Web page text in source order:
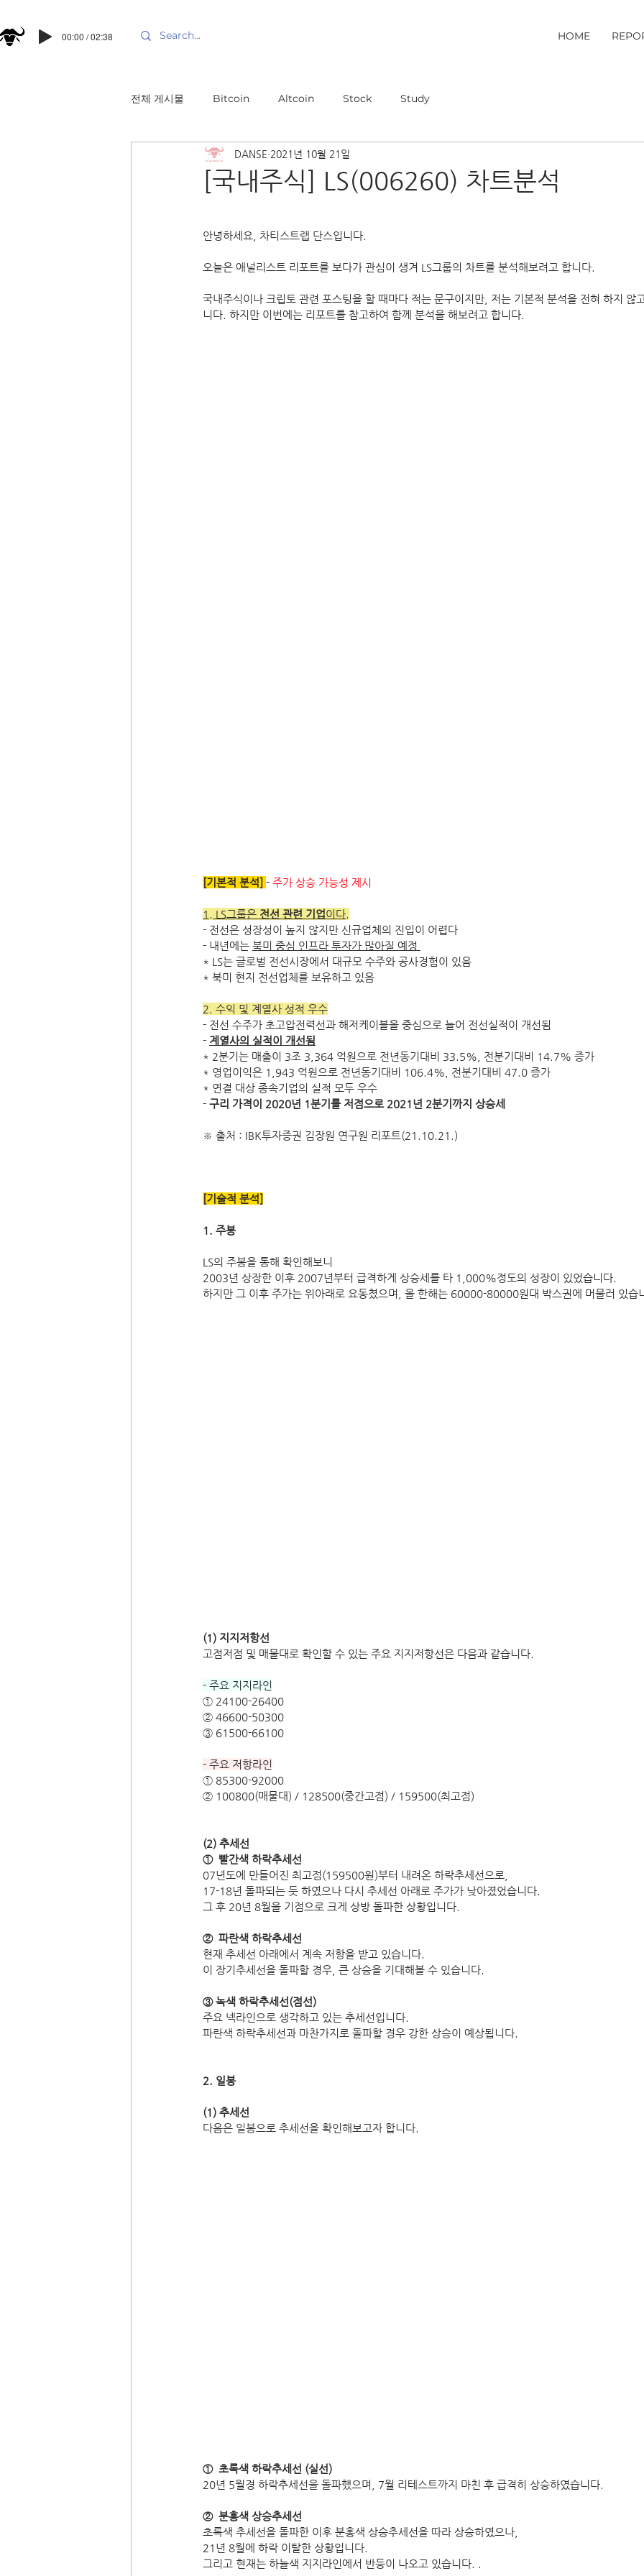
HOME
00:00 / 02:38
전체 게시물 Bitcoin Altcoin Stock Study
[국내주식] LS(006260) 차트분석
DANSE 2021년 10월 21일
안녕하세요, 차티스트랩 단스입니다.
오늘은 애널리스트 리포트를 보다가 관심이 생겨 LS그룹의 차트를 분석해보려고 합니다.
국내주식이나 크립토 관련 포스팅을 할 때마다 적는 문구이지만, 저는 기본적 분석을 전혀 하지 않
니다. 하지만 이번에는 리포트를 참고하여 함께 분석을 해보려고 합니다.
[기본적 분석] - 주가 상승 가능성 제시
1. LS그룹은 전선 관련 기업이다.
- 전선은 성장성이 높지 않지만 신규업체의 진입이 어렵다
- 내년에는 북미 중심 인프라 투자가 많아질 예정
* LS는 글로벌 전선시장에서 대규모 수주와 공사경험이 있음
* 북미 현지 전선업체를 보유하고 있음
2. 수익 및 계열사 성적 우수
- 전선 수주가 초고압전력선과 해저케이블을 중심으로 늘어 전선실적이 개선됨
- 계열사의 실적이 개선됨
* 2분기는 매출이 3조 3,364 억원으로 전년동기대비 33.5%, 전분기대비 14.7% 증가
* 영업이익은 1,943 억원으로 전년동기대비 106.4%, 전분기대비 47.0 증가
* 연결 대상 종속기업의 실적 모두 우수
- 구리 가격이 2020년 1분기를 저점으로 2021년 2분기까지 상승세
※ 출처 : IBK투자증권 김장원 연구원 리포트(21.10.21.)
[기술적 분석]
1. 주봉
LS의 주봉을 통해 확인해보니
2003년 상장한 이후 2007년부터 급격하게 상승세를 타 1,000%정도의 성장이 있었습니다.
하지만 그 이후 주가는 위아래로 요동쳤으며, 올 한해는 60000-80000원대 박스권에 머물러 있습
(1) 지지저항선
고점저점 및 매물대로 확인할 수 있는 주요 지지저항선은 다음과 같습니다.
- 주요 지지라인
① 24100-26400
② 46600-50300
③ 61500-66100
- 주요 저항라인
① 85300-92000
② 100800(매물대) / 128500(중간고점) / 159500(최고점)
(2) 추세선
①  빨간색 하락추세선
07년도에 만들어진 최고점(159500원)부터 내려온 하락추세선으로,
17-18년 돌파되는 듯 하였으나 다시 추세선 아래로 주가가 낮아졌었습니다.
그 후 20년 8월을 기점으로 크게 상방 돌파한 상황입니다.
②  파란색 하락추세선
현재 추세선 아래에서 계속 저항을 받고 있습니다.
이 장기추세선을 돌파할 경우, 큰 상승을 기대해볼 수 있습니다.
③ 녹색 하락추세선(점선)
주요 넥라인으로 생각하고 있는 추세선입니다.
파란색 하락추세선과 마찬가지로 돌파할 경우 강한 상승이 예상됩니다.
2. 일봉
(1) 추세선
다음은 일봉으로 추세선을 확인해보고자 합니다.
①  초록색 하락추세선 (실선)
20년 5월경 하락추세선을 돌파했으며, 7월 리테스트까지 마친 후 급격히 상승하였습니다.
②  분홍색 상승추세선
초록색 추세선을 돌파한 이후 분홍색 상승추세선을 따라 상승하였으나,
21년 8월에 하락 이탈한 상황입니다.
그리고 현재는 하늘색 지지라인에서 반등이 나오고 있습니다. .